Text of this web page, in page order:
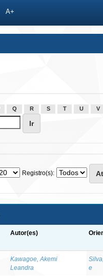
A+
Q R S T U V
Registro(s):
Autor(es)
Kawagoe, Akemi
Leandra
e